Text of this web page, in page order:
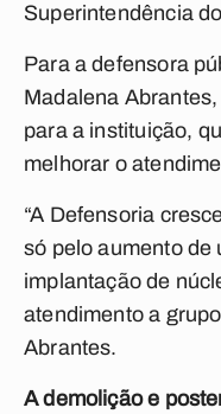
Superintendência
Para a defensora
Madalena
para a instituição,
melhorar o
“A Defensoria
só pelo aumento de
implantação de
atendimento a
Abrantes.
A demolição e